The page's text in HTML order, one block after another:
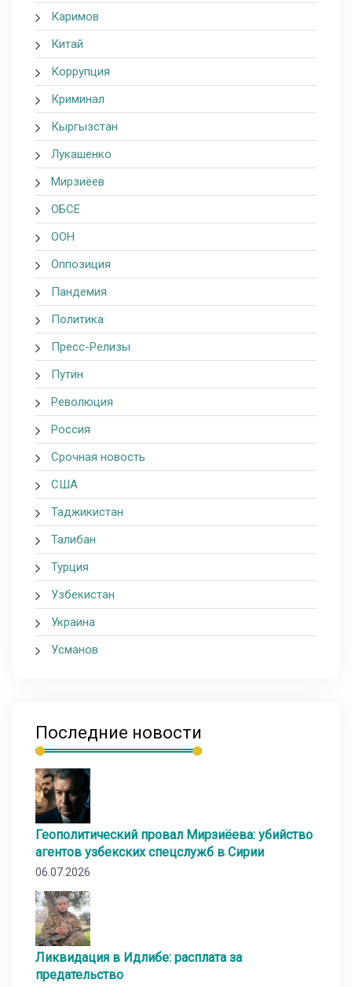
Каримов
Китай
Коррупция
Криминал
Кыргызстан
Лукашенко
Мирзиёев
ОБСЕ
ООН
Оппозиция
Пандемия
Политика
Пресс-Релизы
Путин
Революция
Россия
Срочная новость
США
Таджикистан
Талибан
Турция
Узбекистан
Украина
Усманов
Последние новости
Геополитический провал Мирзиёева: убийство
агентов узбекских спецслужб в Сирии
06.07.2026
Ликвидация в Идлибе: расплата за
предательство